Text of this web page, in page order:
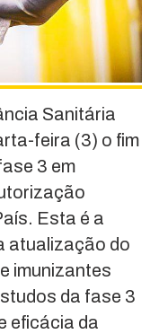
Sanitária
feira (3) o fim
3 em
Esta é a
atualização do
imunizantes
da fase 3
eficácia da